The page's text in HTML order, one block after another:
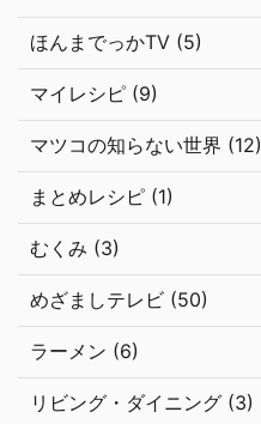
ほんまでっかTV (5)
マイレシピ (9)
マツコの知らない世界 (12)
まとめレシピ (1)
むくみ (3)
めざましテレビ (50)
ラーメン (6)
リビング・ダイニング (3)